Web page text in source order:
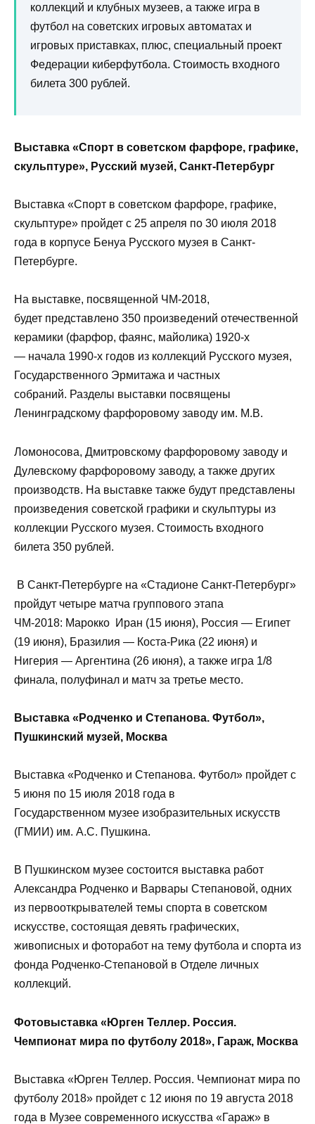
коллекций и клубных музеев, а также игра в
футбол на советских игровых автоматах и
игровых приставках, плюс, специальный проект
Федерации киберфутбола. Стоимость входного
билета 300 рублей.
Выставка «Спорт в советском фарфоре, графике,
скульптуре», Русский музей, Санкт-Петербург
Выставка «Спорт в советском фарфоре, графике,
скульптуре» пройдет с 25 апреля по 30 июля 2018
года в корпусе Бенуа Русского музея в Санкт-
Петербурге.
На выставке, посвященной ЧМ-2018,
будет представлено 350 произведений отечественной
керамики (фарфор, фаянс, майолика) 1920-х
— начала 1990-х годов из коллекций Русского музея,
Государственного Эрмитажа и частных
собраний. Разделы выставки посвящены
Ленинградскому фарфоровому заводу им. М.В.
Ломоносова, Дмитровскому фарфоровому заводу и
Дулевскому фарфоровому заводу, а также других
производств. На выставке также будут представлены
произведения советской графики и скульптуры из
коллекции Русского музея. Стоимость входного
билета 350 рублей.
В Санкт-Петербурге на «Стадионе Санкт-Петербург»
пройдут четыре матча группового этапа
ЧМ-2018: Марокко Иран (15 июня), Россия — Египет
(19 июня), Бразилия — Коста-Рика (22 июня) и
Нигерия — Аргентина (26 июня), а также игра 1/8
финала, полуфинал и матч за третье место.
Выставка «Родченко и Степанова. Футбол»,
Пушкинский музей, Москва
Выставка «Родченко и Степанова. Футбол» пройдет с
5 июня по 15 июля 2018 года в
Государственном музее изобразительных искусств
(ГМИИ) им. А.С. Пушкина.
В Пушкинском музее состоится выставка работ
Александра Родченко и Варвары Степановой, одних
из первооткрывателей темы спорта в советском
искусстве, состоящая девять графических,
живописных и фоторабот на тему футбола и спорта из
фонда Родченко-Степановой в Отделе личных
коллекций.
Фотовыставка «Юрген Теллер. Россия.
Чемпионат мира по футболу 2018», Гараж, Москва
Выставка «Юрген Теллер. Россия. Чемпионат мира по
футболу 2018» пройдет с 12 июня по 19 августа 2018
года в Музее современного искусства «Гараж» в